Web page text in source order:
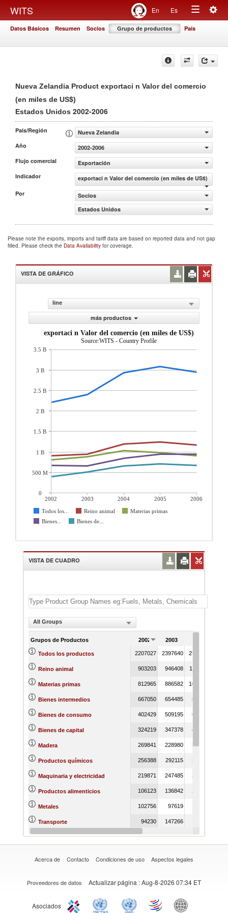
WITS En Es
Toggle
Datos Básicos Resumen Socios Grupo de productos País
Nueva Zelandia Product exportaci n Valor del comercio
(en miles de US$)
Estados Unidos 2002-2006
País/Región
Nueva Zelandia
Año
2002-2006
Flujo comercial
Exportación
Indicador
exportaci n Valor del comercio (en miles de US$)
Por
Socios
Estados Unidos
Please note the exports, imports and tariff data are based on reported data and not gap
filled. Please check the Data Availability for coverage.
VISTA DE GRÁFICO
line
más productos
exportaci n Valor del comercio (en miles de US$)
Source:WITS - Country Profile
2002 2003 2004 2005
2006
Todos los...
Reino animal
Materias primas
Bienes...
Bienes de...
3.5 B
3 B
2.5 B
2 B
1.5 B
1 B
500 M
0
VISTA DE CUADRO
All Groups
Grupos de Productos 2002 2003
Todos los productos 2207027 2397640 2938966
Reino animal 903203 946408 1195436
Materias primas 812965 886582 1028108
Bienes intermedios 667050 654485 843148
Bienes de consumo 402429 509195 660952
Bienes de capital 324219 347378 406756
Madera 269841 228980 310103
Productos químicos 256388 292115 247324
Maquinaria y electricidad 219871 247485 330575
Productos alimenticios 106123 136842 207795
Metales 102756 97619
Transporte 94230 147266
Reino vegetal 83409 96290 108819
Acerca de Contacto Condiciones de uso Aspectos legales
Proveedores de datos Actualizar página : Aug-8-2026 07:34 ET
Asociados